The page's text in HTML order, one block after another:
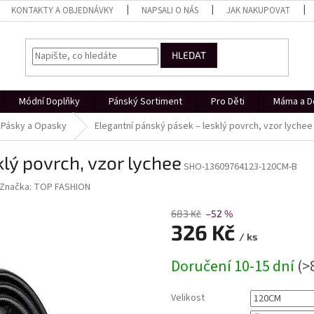
KONTAKTY A OBJEDNÁVKY NAPSALI O NÁS JAK NAKUPOVAT
HLEDAT
Módní Doplňky Pánský Sortiment Pro Děti Máma a
Pásky a Opasky Elegantní pánský pásek – lesklý povrch, vzor lychee
povrch, vzor lychee SHO-13609764123-120CM-B
Značka: TOP FASHION
683 Kč –52 %
326 Kč / ks
cena:
Doručení 10-15 dní
Velikost